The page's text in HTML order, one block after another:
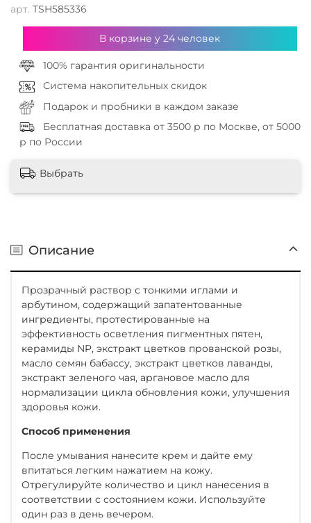
арт. TSH585336
В корзине у24 человек
100% гарантия оригинальности
Система накопительных скидок
Подарок и пробники в каждом заказе
Бесплатная доставка от 3500 р по Москве, от 5000
р по России
Выбрать
Описание
Прозрачный раствор с тонкими иглами и
арбутином, содержащий запатентованные
ингредиенты, протестированные на
эффективность осветления пигментных пятен,
керамиды NP, экстракт цветков прованской розы,
масло семян бабассу, экстракт цветков лаванды,
экстракт зеленого чая, аргановое масло для
нормализации цикла обновления кожи, улучшения
здоровья кожи.
Способ применения
После умывания нанесите крем и дайте ему
впитаться легким нажатием на кожу.
Отрегулируйте количество и цикл нанесения в
соответствии с состоянием кожи. Используйте
один раз в день вечером.